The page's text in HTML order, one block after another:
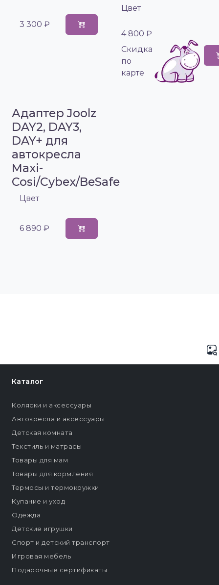
3 300 ₽
Цвет
4 800 ₽
Cкидка
по
карте
Адаптер Joolz
DAY2, DAY3,
DAY+ для
автокресла
Maxi-
Cosi/Cybex/BeSafe
Цвет
6 890 ₽
Каталог
Коляски и аксессуары
Автокресла и аксессуары
Детская комната
Текстиль и матрасы
Товары для мам
Товары для кормления
Термосы и термокружки
Купание и уход
Одежда
Детские игрушки
Спорт и детский транспорт
Игровая мебель
Подарочные сертификаты